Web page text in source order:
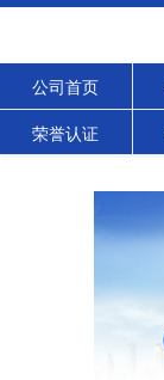
公司首页
荣誉认证